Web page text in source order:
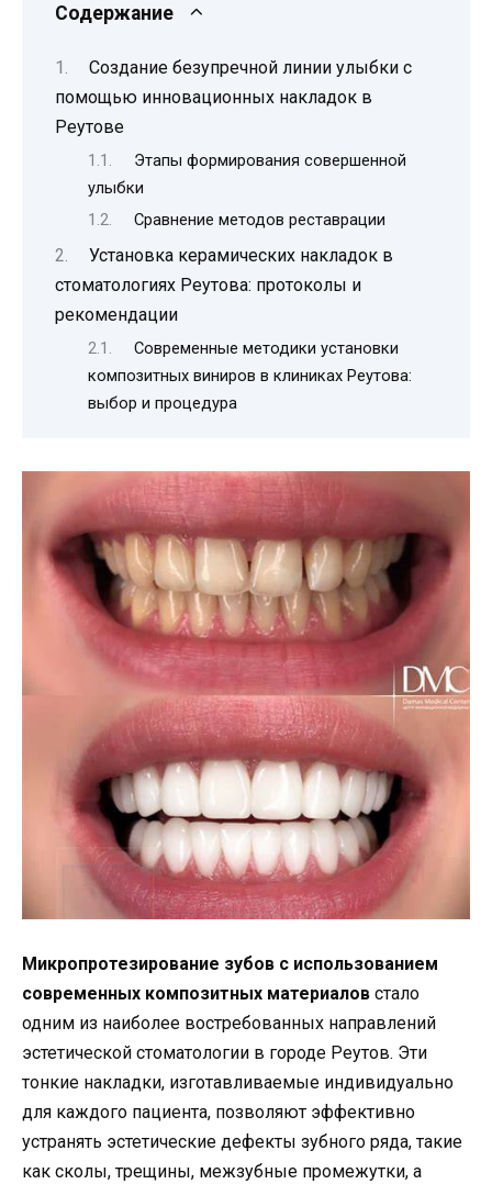
Содержание
Создание безупречной линии улыбки с
помощью инновационных накладок в
Реутове
Этапы формирования совершенной
улыбки
Сравнение методов реставрации
Установка керамических накладок в
стоматологиях Реутова: протоколы и
рекомендации
Современные методики установки
композитных виниров в клиниках Реутова:
выбор и процедура
Микропротезирование зубов с использованием
современных композитных материалов стало
одним из наиболее востребованных направлений
эстетической стоматологии в городе Реутов. Эти
тонкие накладки, изготавливаемые индивидуально
для каждого пациента, позволяют эффективно
устранять эстетические дефекты зубного ряда, такие
как сколы, трещины, межзубные промежутки, а